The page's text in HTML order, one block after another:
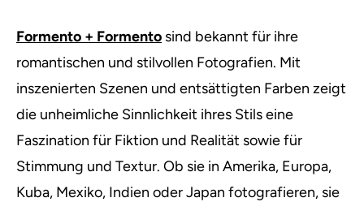
Formento + Formento sind bekannt für ihre
romantischen und stilvollen Fotografien. Mit
inszenierten Szenen und entsättigten Farben zeigt
die unheimliche Sinnlichkeit ihres Stils eine
Faszination für Fiktion und Realität sowie für
Stimmung und Textur. Ob sie in Amerika, Europa,
Kuba, Mexiko, Indien oder Japan fotografieren, sie